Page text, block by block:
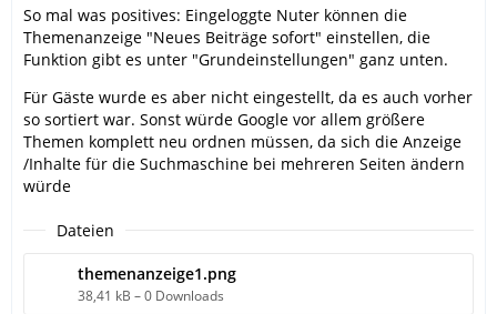
So mal was positives: Eingeloggte Nuter können die
Themenanzeige "Neues Beiträge sofort" einstellen, die
Funktion gibt es unter "Grundeinstellungen" ganz unten.
Für Gäste wurde es aber nicht eingestellt, da es auch vorher
so sortiert war. Sonst würde Google vor allem größere
Themen komplett neu ordnen müssen, da sich die Anzeige
/Inhalte für die Suchmaschine bei mehreren Seiten ändern
würde
Dateien
themenanzeige1.png
38,41 kB – 0 Downloads